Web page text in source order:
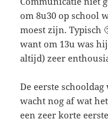
om 8u30 op school
moest zijn. Typisch
want om 13u was
altijd) zeer
De eerste
wacht nog af wat
een zeer korte